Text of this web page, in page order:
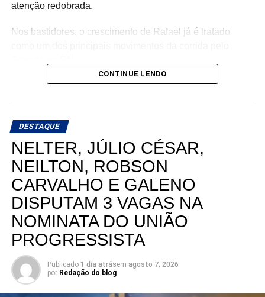
atenção redobrada.
Nos bastidores, o crescimento de Rafael já é tratado
CONTINUE LENDO
DESTAQUE
NELTER, JÚLIO CÉSAR,
NEILTON, ROBSON
CARVALHO E GALENO
DISPUTAM 3 VAGAS NA
NOMINATA DO UNIÃO
PROGRESSISTA
Publicado 1 dia atrásem agosto 7, 2026
por Redação do blog